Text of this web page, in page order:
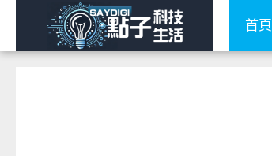
首頁